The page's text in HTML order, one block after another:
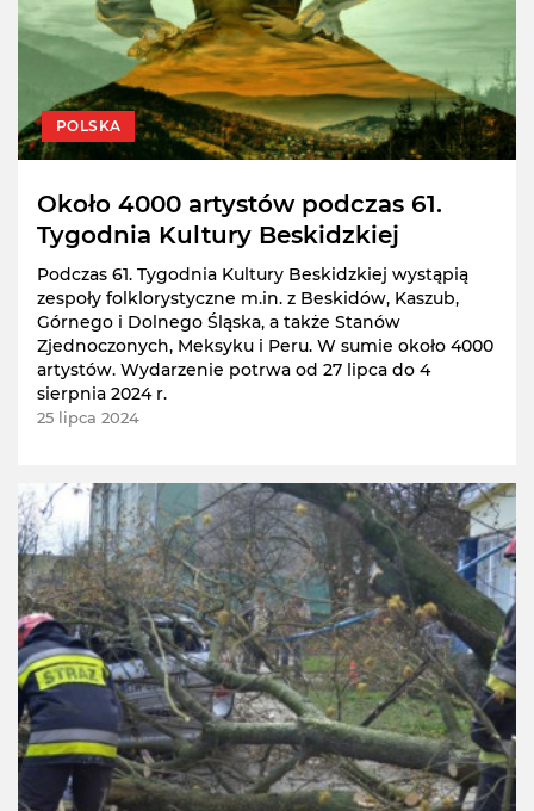
POLSKA
Około 4000 artystów podczas 61.
Tygodnia Kultury Beskidzkiej
Podczas 61. Tygodnia Kultury Beskidzkiej wystąpią
zespoły folklorystyczne m.in. z Beskidów, Kaszub,
Górnego i Dolnego Śląska, a także Stanów
Zjednoczonych, Meksyku i Peru. W sumie około 4000
artystów. Wydarzenie potrwa od 27 lipca do 4
sierpnia 2024 r.
25 lipca 2024